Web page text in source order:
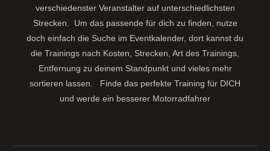
verschiedenster Veranstalter auf unterschiedlichsten
Strecken. Um das passende für dich zu finden, nutze
doch einfach die Suche im Eventkalender, dort kannst du
die Trainings nach Kosten, Strecken, Art des Trainings,
Entfernung zu deinem Standpunkt und vieles mehr
sortieren lassen. Finde das perfekte Training für DICH
und werde ein besserer Motorradfahrer